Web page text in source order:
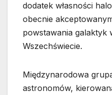
dodatek własności
obecnie
powstawania galaktyk
Wszechświecie.
Międzynarodowa
astronomów,